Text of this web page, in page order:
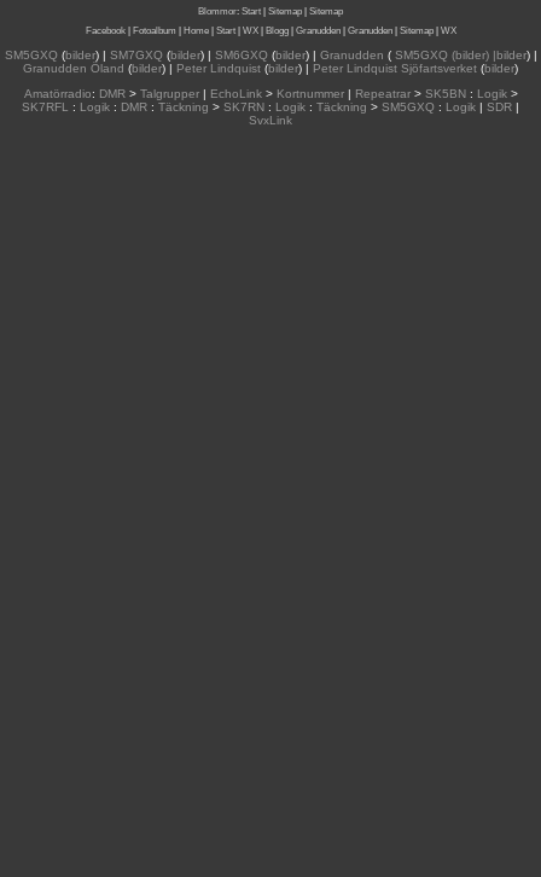
Blommor: Start Sitemap
Sitemap
Facebook| Fotoalbum Home| Start| WX| Blogg| Granudden| Granudden| Sitemap| WX
SM5GXQ(bilder) | SM7GXQ(bilder) | SM6GXQ(bilder) | Granudden (SM5GXQ (bilder) |bilder) |
Granudden Öland (bilder) | Peter Lindquist (bilder) | Peter Lindquist Sjöfartsverket (bilder)
Amatörradio: DMR> Talgrupper| EchoLink> Kortnummer| Repeatrar> SK5BN: Logik>
SK7RFL
: Logik : DMR : Täckning > SK7RN : Logik : Täckning > SM5GXQ : Logik | SDR |
SvxLink